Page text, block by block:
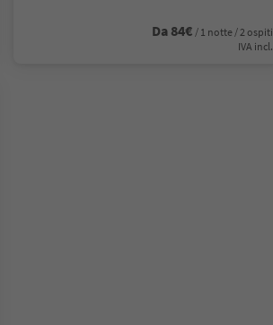
Da 84€ / 1 notte / 2 ospiti
IVA incl.